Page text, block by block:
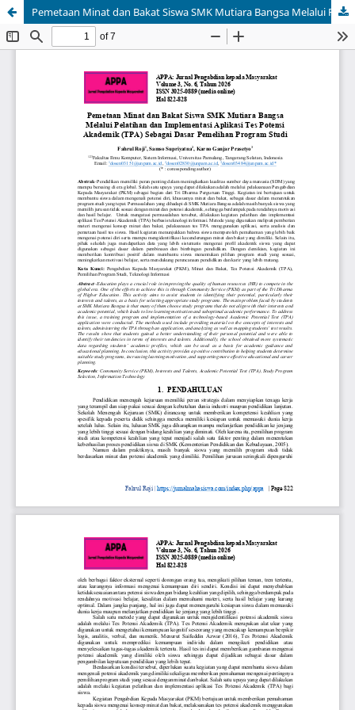
Pemetaan Minat dan Bakat Siswa SMK Mutiara Bangsa Melalui Pelatihan dan Implementasi Aplikasi Tes Potensi Akademik (TPA) Sebagai Dasar Pemelihan Program Studi